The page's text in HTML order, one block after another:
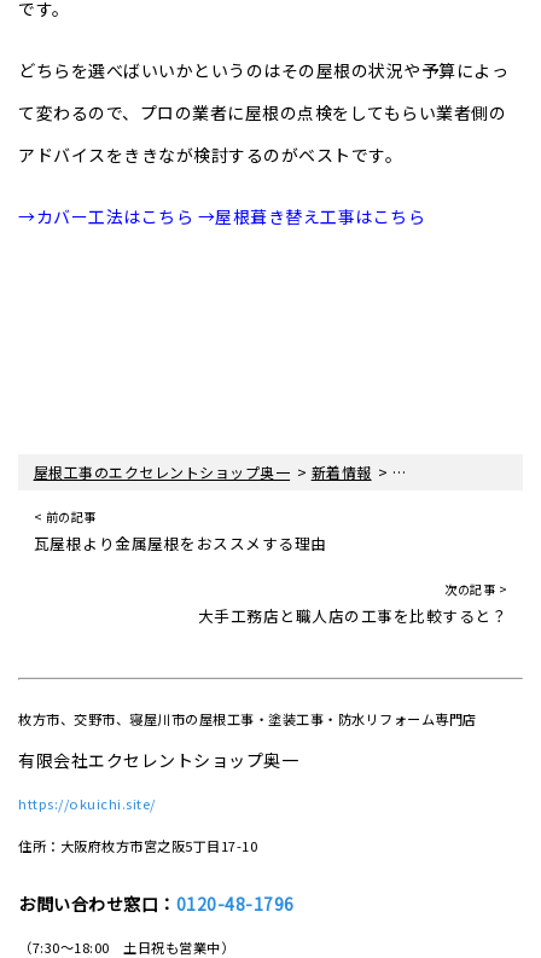
です。
どちらを選べばいいかというのはその屋根の状況や予算によっ
て変わるので、プロの業者に屋根の点検をしてもらい業者側の
アドバイスをききなが検討するのがベストです。
→カバー工法はこちら →屋根葺き替え工事はこちら
屋根工事のエクセレントショップ奥一 > 新着情報 > 屋根工事ブログ
< 前の記事
瓦屋根より金属屋根をおススメする理由
次の記事 >
大手工務店と職人店の工事を比較すると？
枚方市、交野市、寝屋川市の屋根工事・塗装工事・防水リフォーム専門店
有限会社エクセレントショップ奥一
https://okuichi.site/
住所：大阪府枚方市宮之阪5丁目17-10
お問い合わせ窓口： 0120-48-1796
（7:30～18:00 土日祝も営業中）